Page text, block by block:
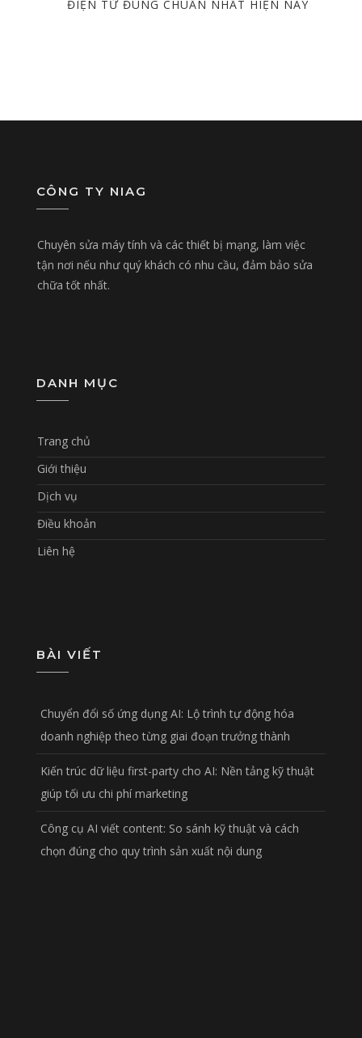
POST
ĐIỆN TỬ ĐÚNG CHUẨN NHẤT HIỆN NAY
CÔNG TY NIAG
Chuyên sửa máy tính và các thiết bị mạng, làm việc
tận nơi nếu như quý khách có nhu cầu, đảm bảo sửa
chữa tốt nhất.
DANH MỤC
Trang chủ
Giới thiệu
Dịch vụ
Điều khoản
Liên hệ
BÀI VIẾT
Chuyển đổi số ứng dụng AI: Lộ trình tự động hóa
doanh nghiệp theo từng giai đoạn trưởng thành
Kiến trúc dữ liệu first-party cho AI: Nền tảng kỹ thuật
giúp tối ưu chi phí marketing
Công cụ AI viết content: So sánh kỹ thuật và cách
chọn đúng cho quy trình sản xuất nội dung